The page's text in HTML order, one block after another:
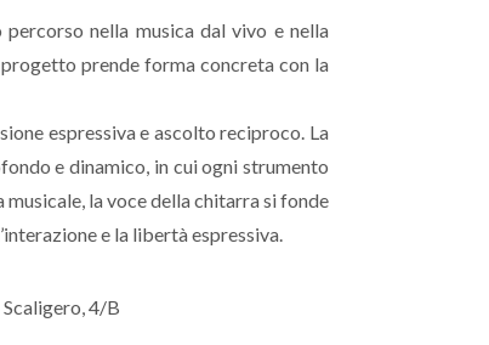
nella musica dal vivo e nella
prende forma concreta con la
espressiva e ascolto reciproco. La
e dinamico, in cui ogni strumento
la voce della chitarra si fonde
e la libertà espressiva.
4/B